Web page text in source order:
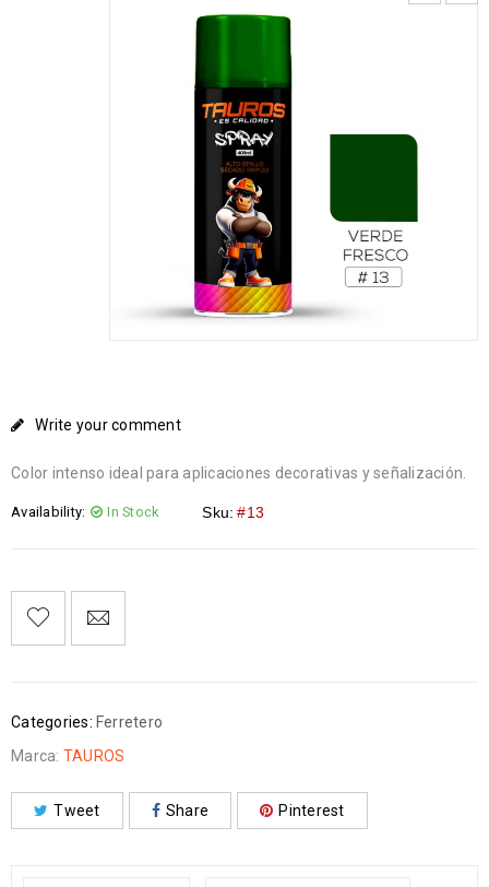
Write your comment
Color intenso ideal para aplicaciones decorativas y señalización.
Availability: In Stock Sku: #13
Categories: Ferretero
Marca: TAUROS
Tweet Share Pinterest